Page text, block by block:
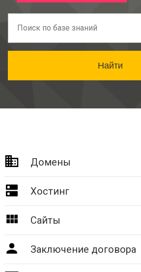
Найти
Домены
Хостинг
Сайты
Заключение договора